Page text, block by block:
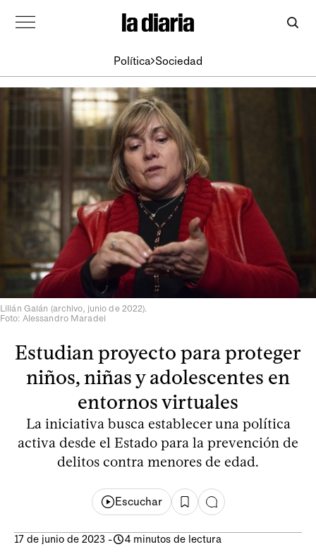
Política Sociedad
Lilián Galán (archivo, junio de 2022).
Foto: Alessandro Maradei
Estudian proyecto para proteger
niños, niñas y adolescentes en
entornos virtuales
La iniciativa busca establecer una política
activa desde el Estado para la prevención de
delitos contra menores de edad.
Escuchar
17 de junio de 2023 - 4 minutos de lectura